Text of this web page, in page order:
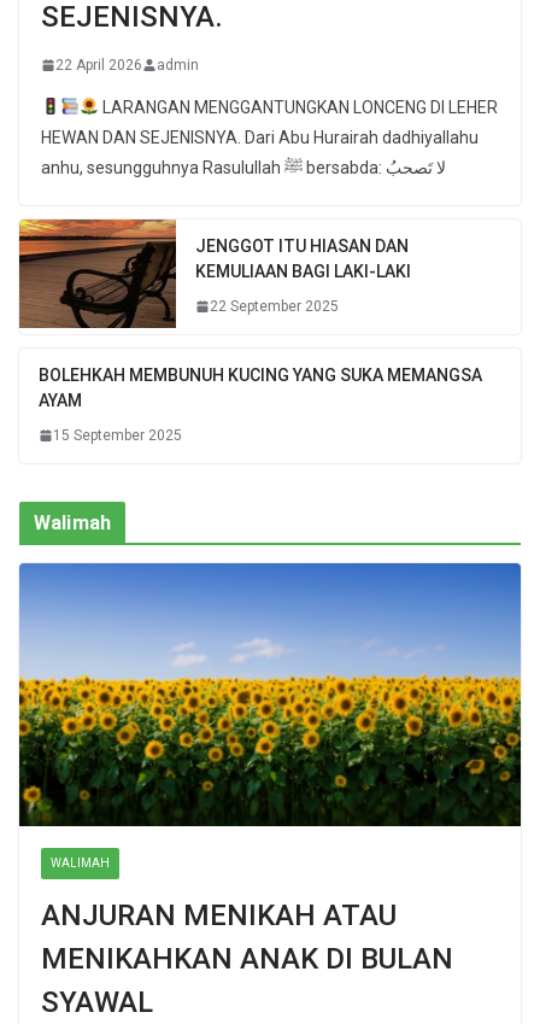
SEJENISNYA.
22 April 2026 admin
LARANGAN MENGGANTUNGKAN LONCENG DI LEHER
HEWAN DAN SEJENISNYA. Dari Abu Hurairah dadhiyallahu
anhu, sesungguhnya Rasulullah ﷺ bersabda: لا تَصحبُ
JENGGOT ITU HIASAN DAN
KEMULIAAN BAGI LAKI-LAKI
22 September 2025
BOLEHKAH MEMBUNUH KUCING YANG SUKA MEMANGSA
AYAM
15 September 2025
Walimah
WALIMAH
ANJURAN MENIKAH ATAU
MENIKAHKAN ANAK DI BULAN
SYAWAL